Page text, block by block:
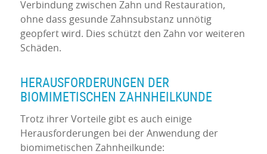
Verbindung zwischen Zahn und Restauration,
ohne dass gesunde Zahnsubstanz unnötig
geopfert wird. Dies schützt den Zahn vor weiteren
Schäden.
HERAUSFORDERUNGEN DER
BIOMIMETISCHEN ZAHNHEILKUNDE
Trotz ihrer Vorteile gibt es auch einige
Herausforderungen bei der Anwendung der
biomimetischen Zahnheilkunde: